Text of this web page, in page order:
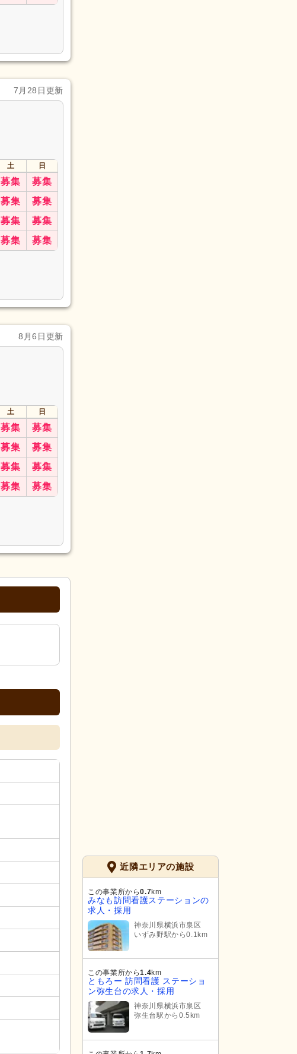
7月28日更新
土 日
募集 募集
募集 募集
募集 募集
募集 募集
8月6日更新
土 日
募集 募集
募集 募集
募集 募集
募集 募集
近隣エリアの施設
この事業所から0.7km
みなも訪問看護ステーションの
求人・採用
神奈川県横浜市泉区
いずみ野駅から0.1km
この事業所から1.4km
ともろー 訪問看護 ステーショ
ン弥生台の求人・採用
神奈川県横浜市泉区
弥生台駅から0.5km